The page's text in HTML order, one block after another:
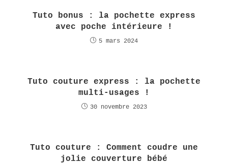
Tuto bonus : la pochette express
avec poche intérieure !
5 mars 2024
Tuto couture express : la pochette
multi-usages !
30 novembre 2023
Tuto couture : Comment coudre une
jolie couverture bébé